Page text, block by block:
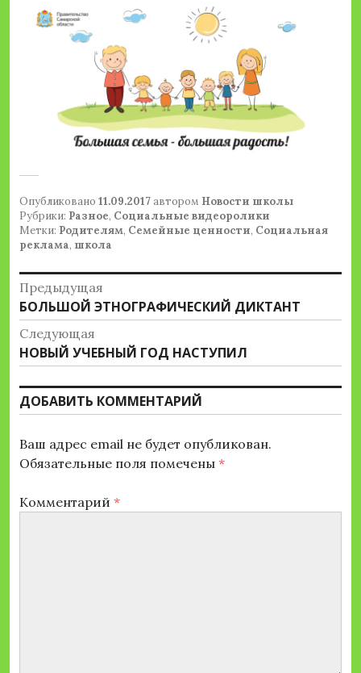
Опубликовано 11.09.2017автором Новости школы
Рубрики: Разное, Социальные видеоролики
Метки: Родителям, Семейные ценности, Социальная
реклама, школа
Навигация
по
записям
Предыдущая
Предыдущая
запись:
БОЛЬШОЙ ЭТНОГРАФИЧЕСКИЙ ДИКТАНТ
Следующая
Следующая
запись:
НОВЫЙ УЧЕБНЫЙ ГОД НАСТУПИЛ
ДОБАВИТЬ КОММЕНТАРИЙ
Ваш адрес email не будет опубликован.
Обязательные поля помечены *
Комментарий *